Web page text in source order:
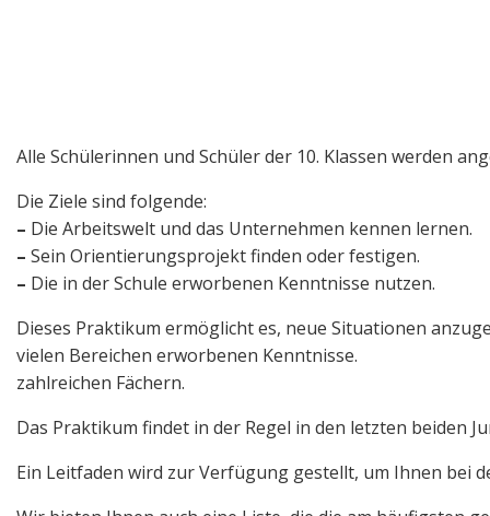
Alle Schülerinnen und Schüler der 10. Klassen werden
Die Ziele sind folgende:
– Die Arbeitswelt und das Unternehmen kennen lernen.
– Sein Orientierungsprojekt finden oder festigen.
– Die in der Schule erworbenen Kenntnisse nutzen.
Dieses Praktikum ermöglicht es, neue Situationen
vielen Bereichen erworbenen Kenntnisse.
zahlreichen Fächern.
Das Praktikum findet in der Regel in den letzten beiden
Ein Leitfaden wird zur Verfügung gestellt, um Ihnen bei